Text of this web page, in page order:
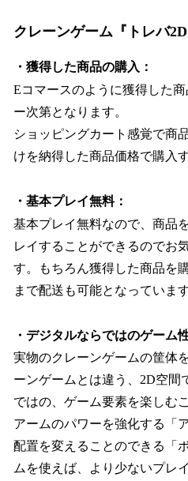
クレーンゲーム『トレバ
・獲得した商品の購入：
Eコマースのように獲得した
ー次第となります。
ショッピングカート感覚で商
けを納得した商品価格で購入
・基本プレイ無料：
基本プレイ無料なので、商品
レイすることができるのでお
す。もちろん獲得した商品を
まで配送も可能となっています
・デジタルならではのゲーム
実物のクレーンゲームの筐体
ーンゲームとは違う、2D空間
ではの、ゲーム要素を楽しむ
アームのパワーを強化する「
配置を変えることのできる「
ムを使えば、より少ないプレ